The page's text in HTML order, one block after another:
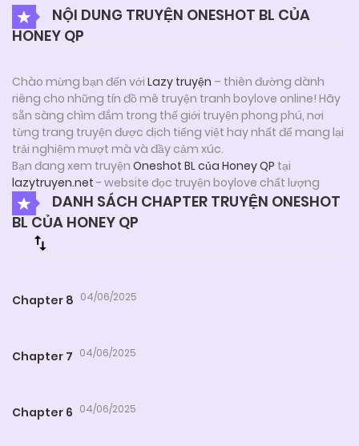
NỘI DUNG TRUYỆN ONESHOT BL CỦA
HONEY QP
Chào mừng bạn đến với Lazy truyện – thiên đường dành
riêng cho những tín đồ mê truyện tranh boylove online! Hãy
sẵn sàng chìm đắm trong thế giới truyện phong phú, nơi
từng trang truyện được dịch tiếng việt hay nhất để mang lại
trải nghiệm mượt mà và đầy cảm xúc.
Bạn đang xem truyện Oneshot BL của Honey QP tại
lazytruyen.net - website đọc truyện boylove chất lượng
DANH SÁCH CHAPTER TRUYỆN ONESHOT
BL CỦA HONEY QP
Chapter 8 04/06/2025
Chapter 7 04/06/2025
Chapter 6 04/06/2025